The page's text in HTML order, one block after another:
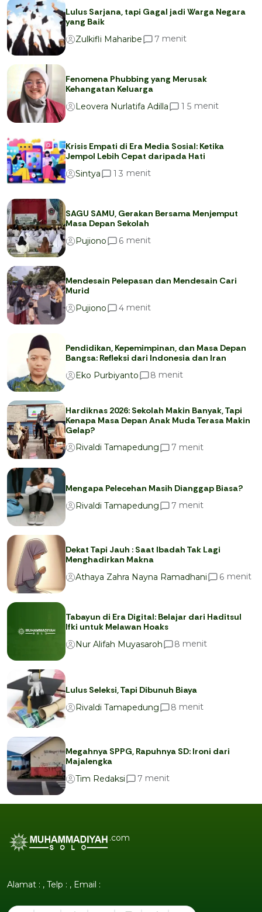
Lulus Sarjana, tapi Gagal jadi Warga Negara
yang Baik
Zulkifli Maharibe
7 menit
Fenomena Phubbing yang Merusak
Kehangatan Keluarga
Leovera Nurlatifa Adilla
1 5 menit
Krisis Empati di Era Media Sosial: Ketika
Jempol Lebih Cepat daripada Hati
Sintya
1 3 menit
SAGU SAMU, Gerakan Bersama Menjemput
Masa Depan Sekolah
Pujiono
6 menit
Mendesain Pelepasan dan Mendesain Cari
Murid
Pujiono
4 menit
Pendidikan, Kepemimpinan, dan Masa Depan
Bangsa: Refleksi dari Indonesia dan Iran
Eko Purbiyanto
8 menit
Hardiknas 2026: Sekolah Makin Banyak, Tapi
Kenapa Masa Depan Anak Muda Terasa Makin
Gelap?
Rivaldi Tamapedung
7 menit
Mengapa Pelecehan Masih Dianggap Biasa?
Rivaldi Tamapedung
7 menit
Dekat Tapi Jauh : Saat Ibadah Tak Lagi
Menghadirkan Makna
Athaya Zahra Nayna Ramadhani
6 menit
Tabayun di Era Digital: Belajar dari Haditsul
Ifki untuk Melawan Hoaks
Nur Alifah Muyasaroh
8 menit
Lulus Seleksi, Tapi Dibunuh Biaya
Rivaldi Tamapedung
8 menit
Megahnya SPPG, Rapuhnya SD: Ironi dari
Majalengka
Tim Redaksi
7 menit
.com
Alamat : , Telp : , Email :